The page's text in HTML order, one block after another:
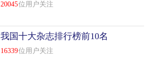
20045位用户关注
我国十大杂志排行榜前10名
16339位用户关注